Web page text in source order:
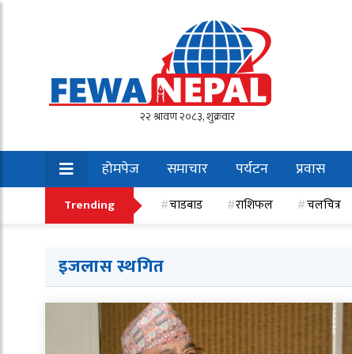
होमपेज समाचार पर्यटन प्रवास
खेलकुद
Trending चाडबाड राशिफल चलचित्र
इजलास स्थगित